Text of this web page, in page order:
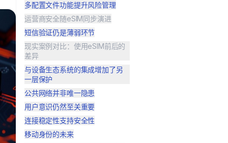
多配置文件功能提升风险管理
运营商安全随eSIM同步演进
短信验证仍是薄弱环节
现实案例对比：使用eSIM前后的
差异
与设备生态系统的集成增加了另
一层保护
公共网络并非唯一隐患
用户意识仍然至关重要
连接稳定性支持安全性
移动身份的未来